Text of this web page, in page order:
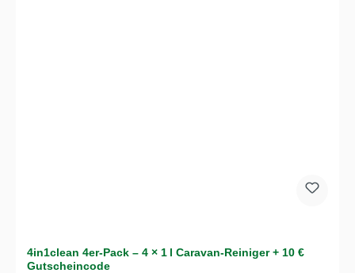
4in1clean 4er-Pack – 4 × 1 l Caravan-Reiniger + 10 €
Gutscheincode